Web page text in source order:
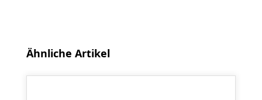
Produktgalerie überspringen
Ähnliche Artikel